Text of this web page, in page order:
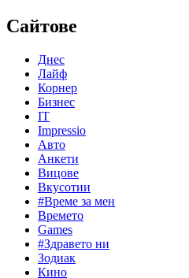
Сайтове
Днес
Лайф
Корнер
Бизнес
IT
Impressio
Авто
Анкети
Вицове
Вкусотии
#Време за мен
Времето
Games
#Здравето ни
Зодиак
Кино